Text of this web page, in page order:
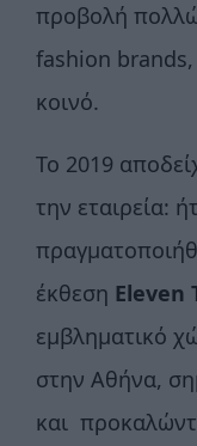
προβολή
fashion brands,
κοινό.
Το 2019
την εταιρεία:
έκθεση Eleven
εμβληματικό
στην Αθήνα,
και